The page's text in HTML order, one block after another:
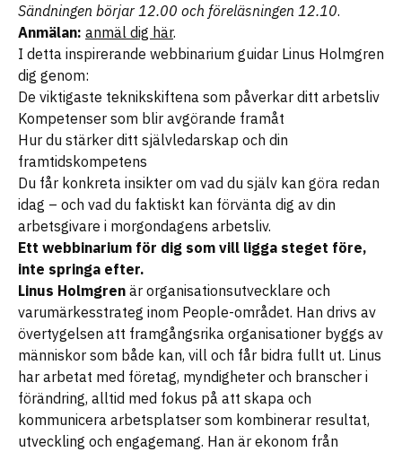
Sändningen börjar 12.00 och föreläsningen 12.10.
Anmälan: anmäl dig här.
I detta inspirerande webbinarium guidar Linus Holmgren
dig genom:
De viktigaste teknikskiftena som påverkar ditt arbetsliv
Kompetenser som blir avgörande framåt
Hur du stärker ditt självledarskap och din
framtidskompetens
Du får konkreta insikter om vad du själv kan göra redan
idag – och vad du faktiskt kan förvänta dig av din
arbetsgivare i morgondagens arbetsliv.
Ett webbinarium för dig som vill ligga steget före,
inte springa efter.
Linus Holmgren är organisationsutvecklare och
varumärkesstrateg inom People-området. Han drivs av
övertygelsen att framgångsrika organisationer byggs av
människor som både kan, vill och får bidra fullt ut. Linus
har arbetat med företag, myndigheter och branscher i
förändring, alltid med fokus på att skapa och
kommunicera arbetsplatser som kombinerar resultat,
utveckling och engagemang. Han är ekonom från